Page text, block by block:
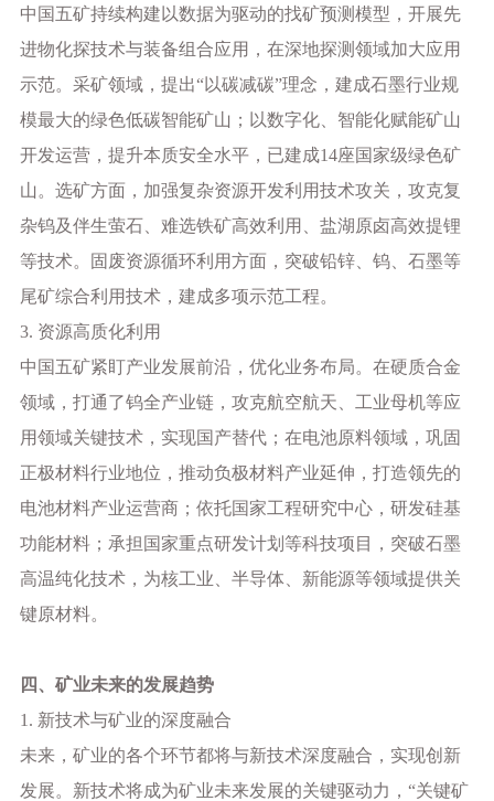
中国五矿持续构建以数据为驱动的找矿预测模型，开展先
进物化探技术与装备组合应用，在深地探测领域加大应用
示范。采矿领域，提出“以碳减碳”理念，建成石墨行业规
模最大的绿色低碳智能矿山；以数字化、智能化赋能矿山
开发运营，提升本质安全水平，已建成14座国家级绿色矿
山。选矿方面，加强复杂资源开发利用技术攻关，攻克复
杂钨及伴生萤石、难选铁矿高效利用、盐湖原卤高效提锂
等技术。固废资源循环利用方面，突破铅锌、钨、石墨等
尾矿综合利用技术，建成多项示范工程。
3. 资源高质化利用
中国五矿紧盯产业发展前沿，优化业务布局。在硬质合金
领域，打通了钨全产业链，攻克航空航天、工业母机等应
用领域关键技术，实现国产替代；在电池原料领域，巩固
正极材料行业地位，推动负极材料产业延伸，打造领先的
电池材料产业运营商；依托国家工程研究中心，研发硅基
功能材料；承担国家重点研发计划等科技项目，突破石墨
高温纯化技术，为核工业、半导体、新能源等领域提供关
键原材料。
四、矿业未来的发展趋势
1. 新技术与矿业的深度融合
未来，矿业的各个环节都将与新技术深度融合，实现创新
发展。新技术将成为矿业未来发展的关键驱动力， “关键矿